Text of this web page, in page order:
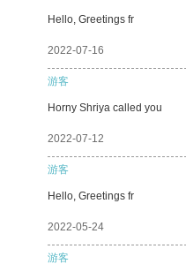
Hello, Greetings fr
2022-07-16
游客
Horny Shriya called you
2022-07-12
游客
Hello, Greetings fr
2022-05-24
游客